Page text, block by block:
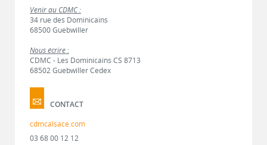
Venir au CDMC :
34 rue des Dominicains
68500 Guebwiller
Nous écrire :
CDMC - Les Dominicains CS 8713
68502 Guebwiller Cedex
CONTACT
cdmcalsace.com
03 68 00 12 12